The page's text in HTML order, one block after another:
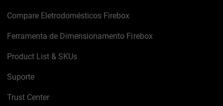
Compare Eletrodomésticos Firebox
Ferramenta de Dimensionamento Firebox
Product List & SKUs
Suporte
Trust Center